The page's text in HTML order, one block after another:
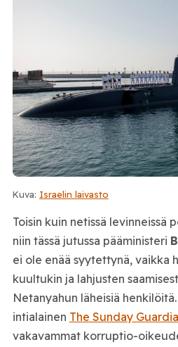
Kuva: Israelin laivasto
Toisin kuin netissä levinneissä
niin tässä jutussa pääministeri
ei ole enää syytettynä, vaikka
kuultukin ja lahjusten
Netanyahun läheisiä
intialainen The Sunday
vakavammat korruptio-